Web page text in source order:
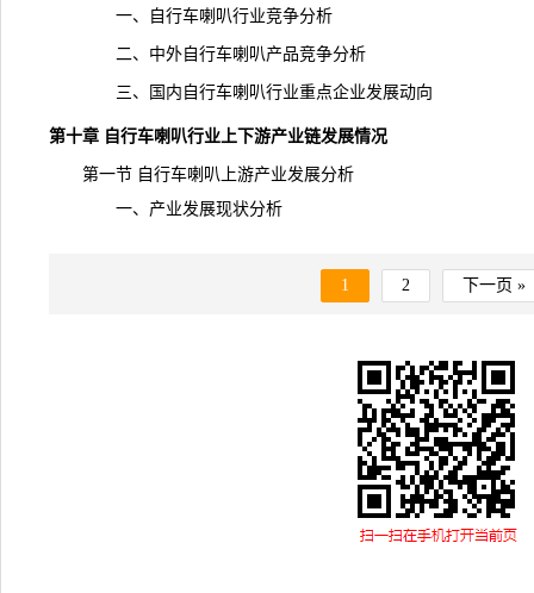
一、自行车喇叭行业竞争分析
二、中外自行车喇叭产品竞争分析
三、国内自行车喇叭行业重点企业发展动向
第十章 自行车喇叭行业上下游产业链发展情况
第一节 自行车喇叭上游产业发展分析
一、产业发展现状分析
1 2 下一页 »